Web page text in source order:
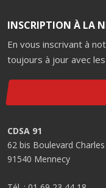
INSCRIPTION À LA
En vous inscrivant à
toujours à jour avec
CDSA 91
62 bis Boulevard
91540 Mennecy